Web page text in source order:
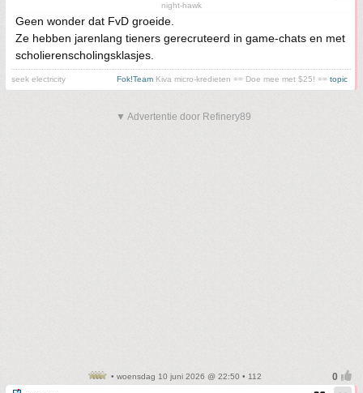
night-hawk
Geen wonder dat FvD groeide.
Ze hebben jarenlang tieners gerecruteerd in game-chats en met
scholierenscholingsklasjes.
seek electricity Fok!Team Kiva micro-kredieten == Doe mee met $25! == topic
▼ Advertentie door Refinery89
• woensdag 10 juni 2026 @ 22:50 • 112